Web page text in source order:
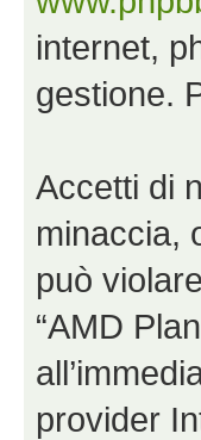
internet,
gestione.
Accetti di
minaccia,
può
“AMD
provider